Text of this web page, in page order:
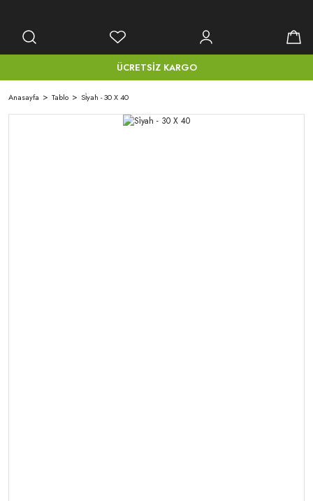
ÜCRETSİZ KARGO
Anasayfa Tablo Si̇yah - 30 X 40